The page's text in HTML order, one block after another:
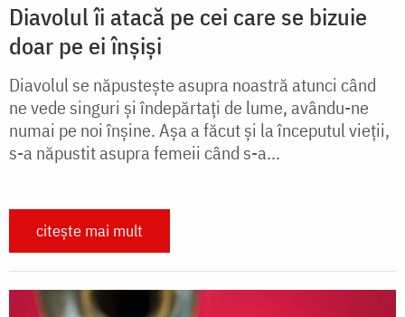
Diavolul îi atacă pe cei care se bizuie
doar pe ei înșiși
Diavolul se năpustește asupra noastră atunci când
ne vede singuri și îndepărtați de lume, avându-ne
numai pe noi înșine. Așa a făcut și la începutul vieții,
s-a năpustit asupra femeii când s-a...
citește mai mult